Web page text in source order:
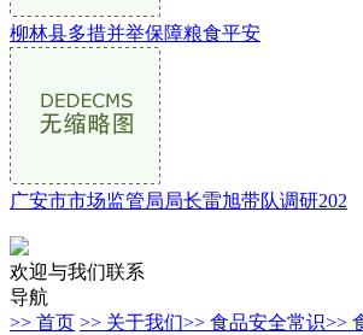
柳林县多措并举保障粮食平安
广安市市场监管局局长雷旭带队调研202
欢迎与我们联系
导航
>> 首页 >> 关于我们>> 食品安全常识>>